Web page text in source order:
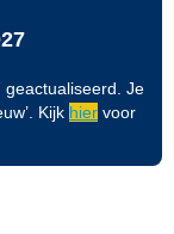
geactualiseerd. Je
Kijk hier voor